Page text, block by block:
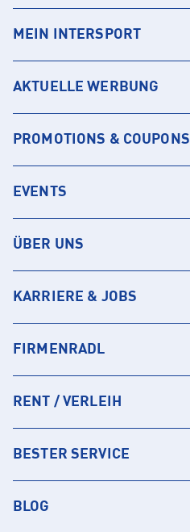
MEIN INTERSPORT
AKTUELLE WERBUNG
PROMOTIONS & COUPONS
EVENTS
ÜBER UNS
KARRIERE & JOBS
FIRMENRADL
RENT / VERLEIH
BESTER SERVICE
BLOG